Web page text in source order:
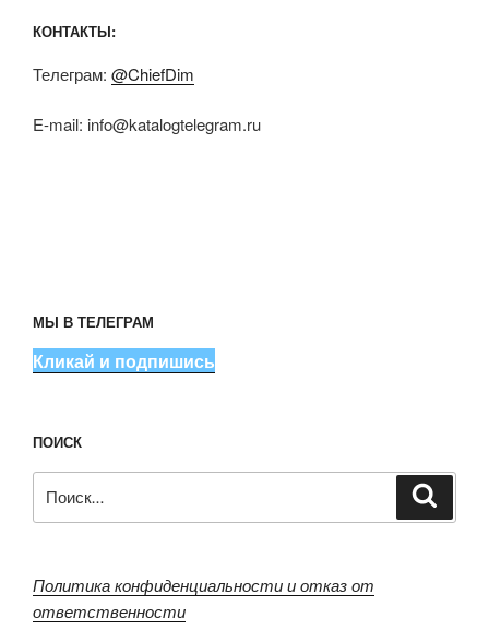
КОНТАКТЫ:
Телеграм: @ChiefDim
E-mail: info@katalogtelegram.ru
МЫ В ТЕЛЕГРАМ
Кликай и подпишись
ПОИСК
Политика конфиденциальности и отказ от
ответственности